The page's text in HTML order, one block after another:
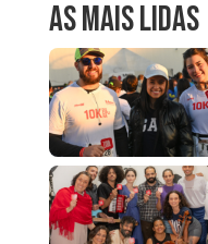
AS MAIS LIDAS